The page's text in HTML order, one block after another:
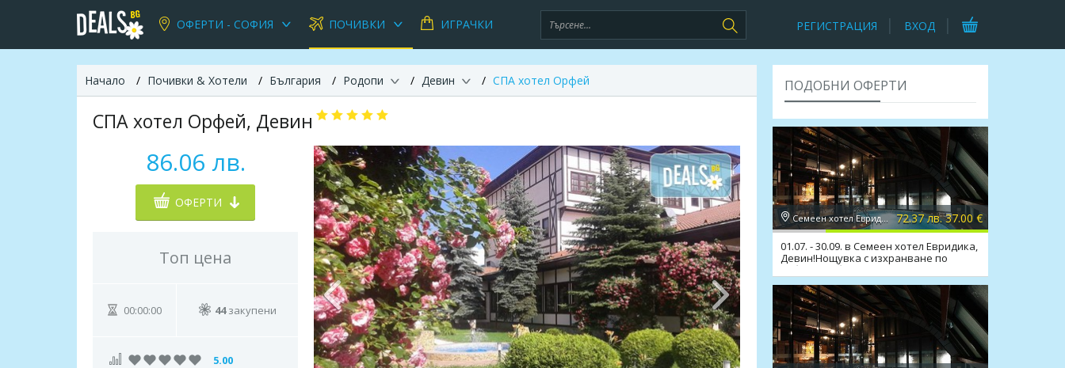
ОФЕРТИ - СОФИЯ ПОЧИВКИ ИГРАЧКИ РЕГИСТРАЦИЯ ВХОД
Начало Почивки & Хотели България Родопи Девин СПА хотел Орфей
СПА хотел Орфей, Девин
86.06 лв.
ОФЕРТИ
Топ цена
00:00:00 44закупени
5.00
ПОДОБНИ ОФЕРТИ
Семеен хотел Евридика 3*, Девин 72.37 лв. 37.00 €
01.07. - 30.09. в Семеен хотел Евридика,
Девин!Нощувка с изхранване по
избор,мин.басейн